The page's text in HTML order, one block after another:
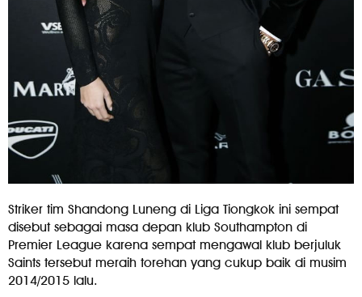
Striker tim Shandong Luneng di Liga Tiongkok ini sempat
disebut sebagai masa depan klub Southampton di
Premier League karena sempat mengawal klub berjuluk
Saints tersebut meraih torehan yang cukup baik di musim
2014/2015 lalu.